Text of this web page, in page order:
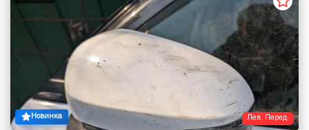
Лев. Перед.
Новинка